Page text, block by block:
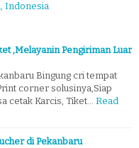
Indonesia
,Melayanin Pengiriman Luar
Bingung cri tempat
corner solusinya,Siap
cetak Karcis, Tiket… Read
di Pekanbaru